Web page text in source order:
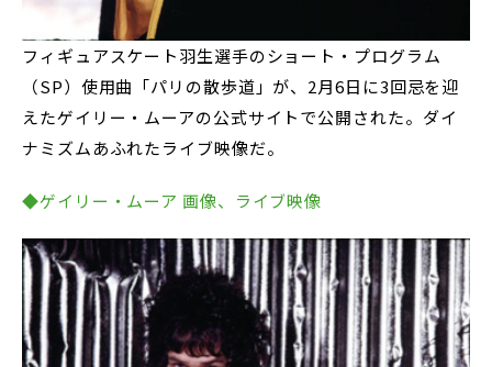
フィギュアスケート羽生選手のショート・プログラム
（SP）使用曲「パリの散歩道」が、2月6日に3回忌を迎
えたゲイリー・ムーアの公式サイトで公開された。ダイ
ナミズムあふれたライブ映像だ。
◆ゲイリー・ムーア 画像、ライブ映像